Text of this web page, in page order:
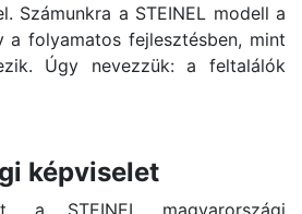
Számunkra a STEINEL modell a
a folyamatos fejlesztésben, mint
Úgy nevezzük: a feltalálók
képviselet
a STEINEL magyarországi